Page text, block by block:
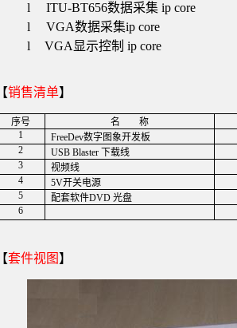
l
ITU-BT656数据采集 ip core
l
VGA数据采集ip core
l
VGA 显示控制 ip core
【销售清单】
序号 名 称
1
FreeDev数字图象开发板
2
USB Blaster 下载线
3
视频线
4
5V开关电源
5
配套软件DVD光盘
6
【套件视图 】